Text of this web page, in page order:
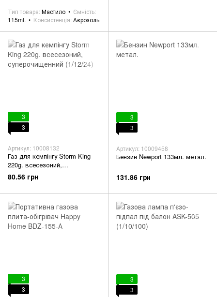
Тип товара Мастило
Ємність
115ml.
Консистенція Аєрозоль
3
3
Артикул: 10008132
Газ для кемпінгу Storm King
220g. всесезоний,
суперочищенний (1/12/24)
80.56 грн
3
3
Артикул: 10009458
Бензин Newport 133мл. метал.
131.86 грн
3
3
3
3